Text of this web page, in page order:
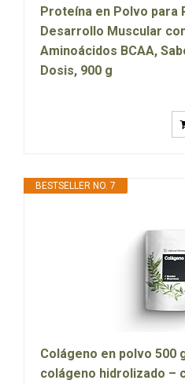
Proteína en Polvo para
Desarrollo Muscular
Aminoácidos BCAA,
Dosis, 900 g
BESTSELLER NO. 7
Colágeno en polvo 500
colágeno hidrolizado –